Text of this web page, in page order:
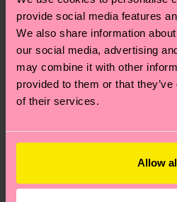
provide social media features
We also share information
our social media, advertising
may combine it with other
provided to them or that
of their services.
Allow
notre pageRetourpour
questions les plus